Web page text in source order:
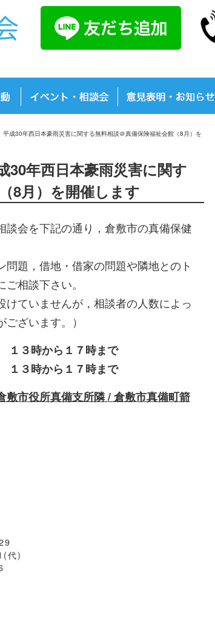
成30年西日本豪雨災害に関する無料相談＠真備保険福祉会館（8月）を
30年西日本豪雨災害に関す
8月）を開催します
会を下記の通り，倉敷市の真備保健
題，借地・借家の問題や隣地とのト
相談下さい。
ていませんが，相談者の人数によっ
ざいます。）
３時から１７時まで
１３時から１７時まで
敷市役所真備支所隣 / 倉敷市真備町箭
代)